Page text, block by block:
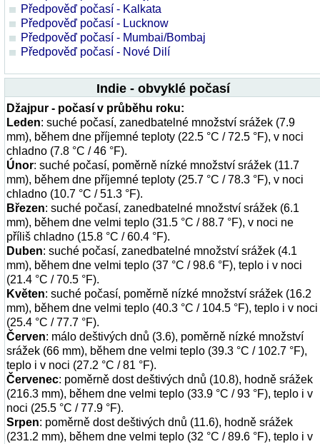
Předpověď počasí - Kalkata
Předpověď počasí - Lucknow
Předpověď počasí - Mumbai/Bombaj
Předpověď počasí - Nové Dilí
Indie - obvyklé počasí
Džajpur - počasí v průběhu roku:
Leden: suché počasí, zanedbatelné množství srážek (7.9
mm), během dne příjemné teploty (22.5 °C / 72.5 °F), v noci
chladno (7.8 °C / 46 °F).
Únor: suché počasí, poměrně nízké množství srážek (11.7
mm), během dne příjemné teploty (25.7 °C / 78.3 °F), v noci
chladno (10.7 °C / 51.3 °F).
Březen: suché počasí, zanedbatelné množství srážek (6.1
mm), během dne velmi teplo (31.5 °C / 88.7 °F), v noci ne
příliš chladno (15.8 °C / 60.4 °F).
Duben: suché počasí, zanedbatelné množství srážek (4.1
mm), během dne velmi teplo (37 °C / 98.6 °F), teplo i v noci
(21.4 °C / 70.5 °F).
Květen: suché počasí, poměrně nízké množství srážek (16.2
mm), během dne velmi teplo (40.3 °C / 104.5 °F), teplo i v noci
(25.4 °C / 77.7 °F).
Červen: málo deštivých dnů (3.6), poměrně nízké množství
srážek (66 mm), během dne velmi teplo (39.3 °C / 102.7 °F),
teplo i v noci (27.2 °C / 81 °F).
Červenec: poměrně dost deštivých dnů (10.8), hodně srážek
(216.3 mm), během dne velmi teplo (33.9 °C / 93 °F), teplo i v
noci (25.5 °C / 77.9 °F).
Srpen: poměrně dost deštivých dnů (11.6), hodně srážek
(231.2 mm), během dne velmi teplo (32 °C / 89.6 °F), teplo i v